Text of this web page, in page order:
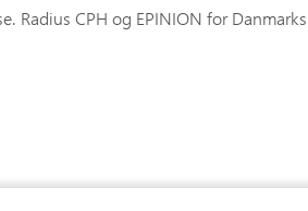
Radius CPH og EPINION for